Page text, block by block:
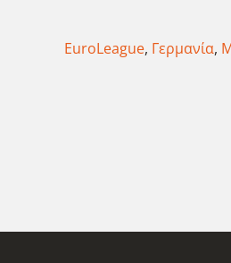
EuroLeague, Γερμανία,